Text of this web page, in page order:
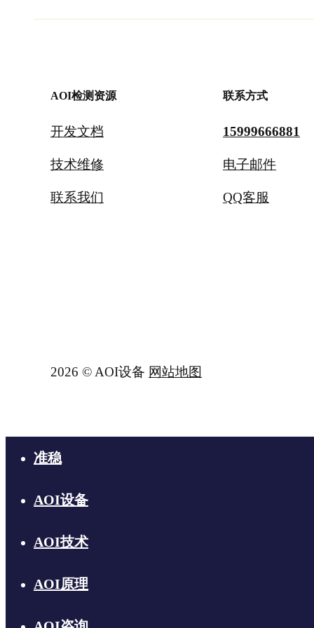
AOI检测资源
开发文档
技术维修
联系我们
联系方式
15999666881
电子邮件
QQ客服
2026 © AOI设备 网站地图
准稳
AOI设备
AOI技术
AOI原理